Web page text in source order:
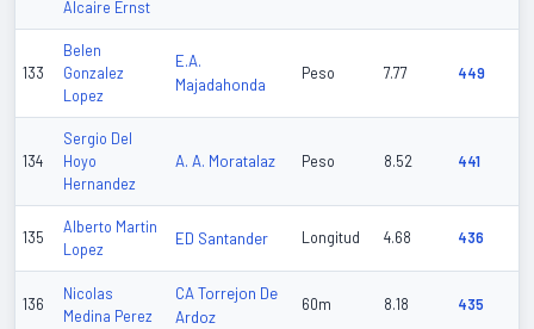
Alcaire Ernst
133
Belen
Gonzalez
Lopez
E.A.
Majadahonda
Peso 7.77 449
134
Sergio Del
Hoyo
Hernandez
A. A. Moratalaz Peso 8.52 441
135
Alberto Martin
Lopez
ED Santander Longitud 4.68 436
136
Nicolas
Medina Perez
CA Torrejon De
Ardoz
60m 8.18 435